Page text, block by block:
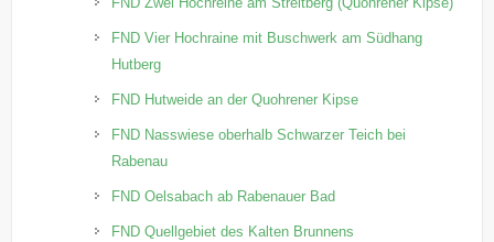
FND Vier Hochraine mit Buschwerk am Südhang
Hutberg
FND Hutweide an der Quohrener Kipse
FND Nasswiese oberhalb Schwarzer Teich bei
Rabenau
FND Oelsabach ab Rabenauer Bad
FND Quellgebiet des Kalten Brunnens